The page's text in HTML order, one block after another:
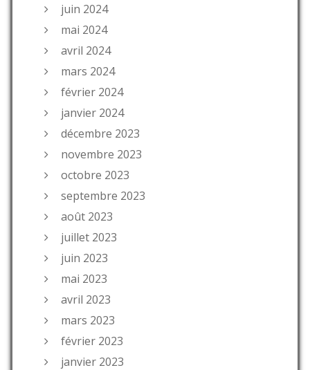
juin 2024
mai 2024
avril 2024
mars 2024
février 2024
janvier 2024
décembre 2023
novembre 2023
octobre 2023
septembre 2023
août 2023
juillet 2023
juin 2023
mai 2023
avril 2023
mars 2023
février 2023
janvier 2023